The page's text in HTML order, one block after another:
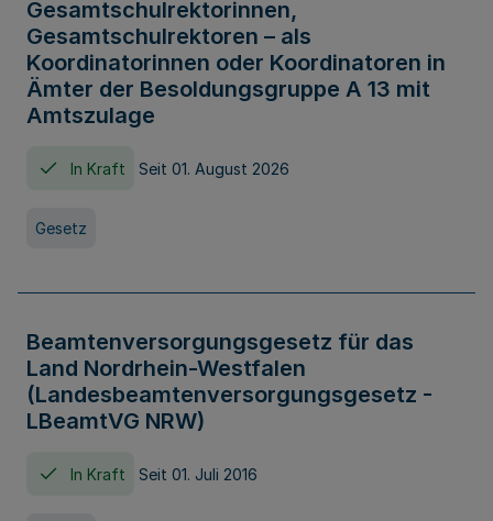
Gesamtschulrektorinnen,
Gesamtschulrektoren – als
Koordinatorinnen oder Koordinatoren in
Ämter der Besoldungsgruppe A 13 mit
Amtszulage
In Kraft Seit 01. August 2026
Gesetz
Beamtenversorgungsgesetz für das
Land Nordrhein-Westfalen
(Landesbeamtenversorgungsgesetz -
LBeamtVG NRW)
In Kraft Seit 01. Juli 2016